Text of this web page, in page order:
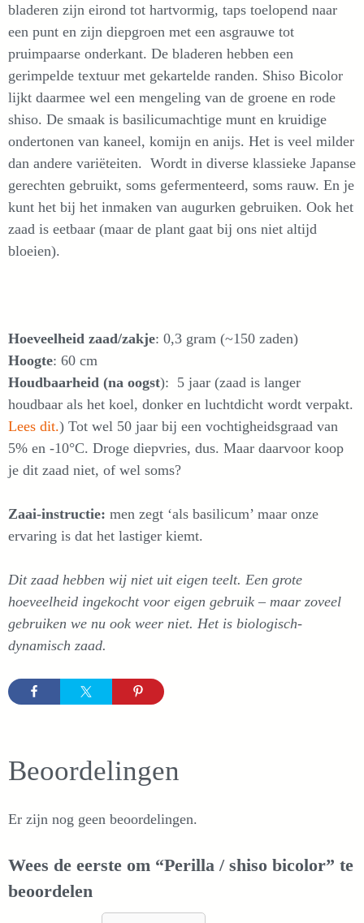
bladeren zijn eirond tot hartvormig, taps toelopend naar
een punt en zijn diepgroen met een asgrauwe tot
pruimpaarse onderkant. De bladeren hebben een
gerimpelde textuur met gekartelde randen. Shiso Bicolor
lijkt daarmee wel een mengeling van de groene en rode
shiso. De smaak is basilicumachtige munt en kruidige
ondertonen van kaneel, komijn en anijs. Het is veel milder
dan andere variëteiten. Wordt in diverse klassieke Japanse
gerechten gebruikt, soms gefermenteerd, soms rauw. En je
kunt het bij het inmaken van augurken gebruiken. Ook het
zaad is eetbaar (maar de plant gaat bij ons niet altijd
bloeien).
Hoeveelheid zaad/zakje: 0,3 gram (~150 zaden)
Hoogte: 60 cm
Houdbaarheid (na oogst): 5 jaar (zaad is langer
houdbaar als het koel, donker en luchtdicht wordt verpakt.
Lees dit.) Tot wel 50 jaar bij een vochtigheidsgraad van
5% en -10°C. Droge diepvries, dus. Maar daarvoor koop
je dit zaad niet, of wel soms?
Zaai-instructie: men zegt ‘als basilicum’ maar onze
ervaring is dat het lastiger kiemt.
Dit zaad hebben wij niet uit eigen teelt. Een grote
hoeveelheid ingekocht voor eigen gebruik – maar zoveel
gebruiken we nu ook weer niet. Het is biologisch-
dynamisch zaad.
Beoordelingen
Er zijn nog geen beoordelingen.
Wees de eerste om “Perilla / shiso bicolor” te
beoordelen